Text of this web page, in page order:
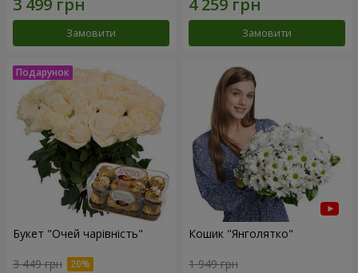
Замовити Замовити
Букет "Очей чарівність"
3 449 грн
Кошик "Янголятко"
1 949 грн